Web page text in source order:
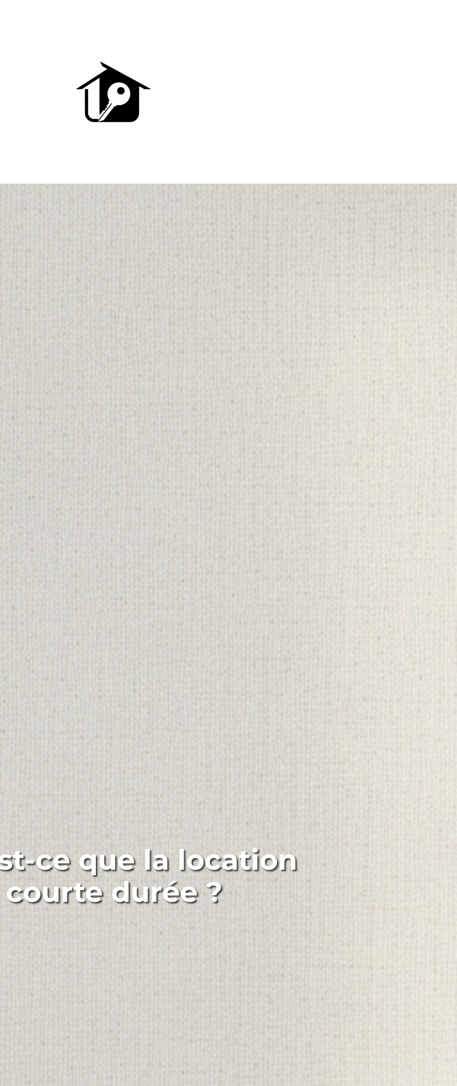
ce que la location
courte durée ?